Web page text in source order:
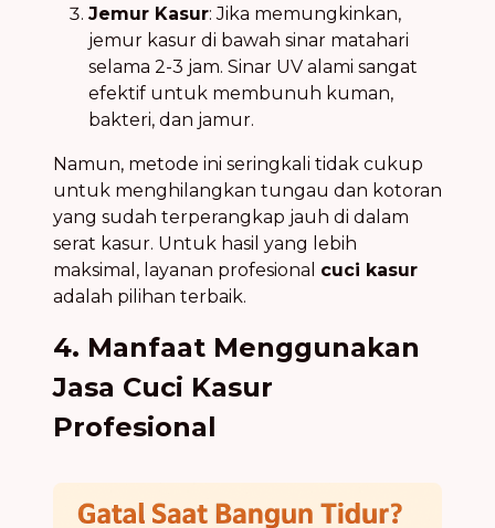
Jemur Kasur: Jika memungkinkan,
jemur kasur di bawah sinar matahari
selama 2-3 jam. Sinar UV alami sangat
efektif untuk membunuh kuman,
bakteri, dan jamur.
Namun, metode ini seringkali tidak cukup
untuk menghilangkan tungau dan kotoran
yang sudah terperangkap jauh di dalam
serat kasur. Untuk hasil yang lebih
maksimal, layanan profesional cuci kasur
adalah pilihan terbaik.
4. Manfaat Menggunakan
Jasa Cuci Kasur
Profesional